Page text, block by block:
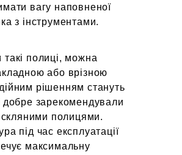
вагу наповненої
з інструментами.
полиці, можна
або врізною
рішенням стануть
добре зарекомендували
скляними полицями.
під час експлуатації
максимальну